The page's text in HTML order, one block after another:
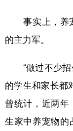
事实上，养
的主力军。
“做过不少招
的学生和家长都
曾统计，近两
生家中养宠物的